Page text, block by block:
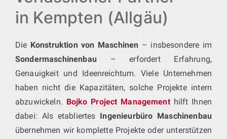
in Kempten (Allgäu)
Die Konstruktion von Maschinen – insbesondere im
Sondermaschinenbau– erfordert Erfahrung,
Genauigkeit und Ideenreichtum. Viele Unternehmen
haben nicht die Kapazitäten, solche Projekte intern
abzuwickeln. Bojko Project Managementhilft Ihnen
dabei: Als etabliertes Ingenieurbüro Maschinenbau
übernehmen wir komplette Projekte oder unterstützen